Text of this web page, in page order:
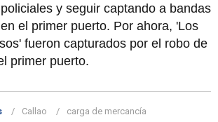
y seguir captando a bandas
el primer puerto. Por ahora, 'Los
fueron capturados por el robo de
primer puerto.
Callao
carga de mercancía